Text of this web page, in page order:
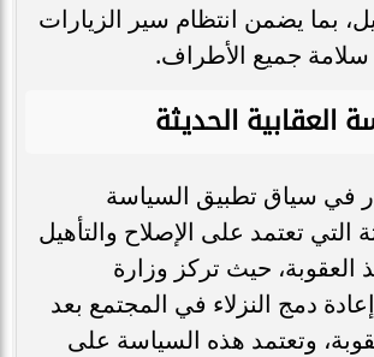
بما يضمن انتظام سير الزيارات
جميع الأطراف.
العقابية الحديثة
في سياق تطبيق السياسة
التي تعتمد على الإصلاح والتأهيل
العقوبة، حيث تركز وزارة
دمج النزلاء في المجتمع بعد
وتعتمد هذه السياسة على